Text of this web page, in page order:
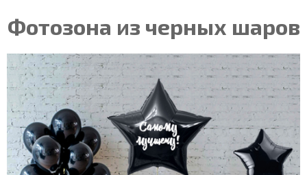
Фотозона из черных шаров